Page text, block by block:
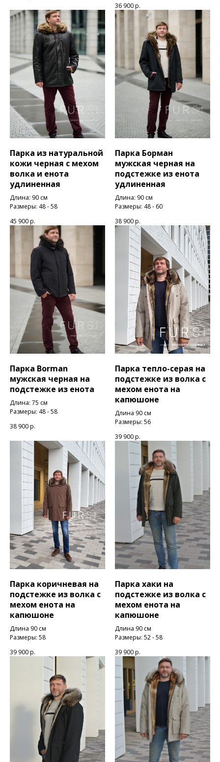
36 900р.
Парка из натуральной
кожи черная с мехом
волка и енота
удлиненная
Длина: 90 см
Размеры: 48 - 58
45 900р.
Парка Борман
мужская черная на
подстежке из енота
удлиненная
Длина: 90 см
Размеры: 48 - 60
38 900р.
Парка Borman
мужская черная на
подстежке из енота
Длина: 75 см
Размеры: 48 - 58
38 900р.
Парка тепло-серая на
подстежке из волка с
мехом енота на
капюшоне
Длина 90 см
Размеры: 56
39 900р.
Парка коричневая на
подстежке из волка с
мехом енота на
капюшоне
Длина 90 см
Размеры: 58
39 900р.
Парка хаки на
подстежке из волка с
мехом енота на
капюшоне
Длина 90 см
Размеры: 52 - 58
39 900р.